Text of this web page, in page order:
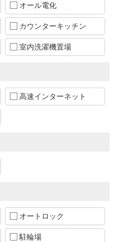
オール電化
カウンターキッチン
室内洗濯機置場
高速インターネット
オートロック
駐輪場